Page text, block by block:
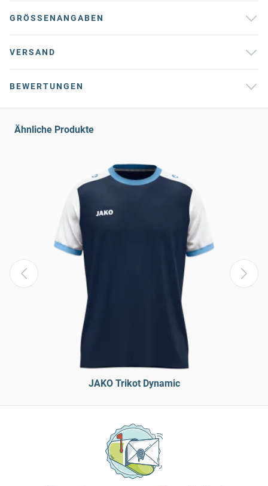
GRÖSSENANGABEN
VERSAND
BEWERTUNGEN
Ähnliche Produkte
JAKO Trikot Dynamic